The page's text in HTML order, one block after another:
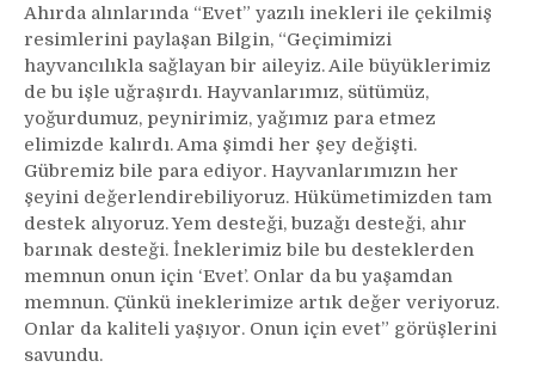
“Evet”
diyecek
Ahırda alınlarında “Evet” yazılı inekleri ile çekilmiş
resimlerini paylaşan Bilgin, “Geçimimizi
hayvancılıkla sağlayan bir aileyiz. Aile büyüklerimiz
de bu işle uğraşırdı. Hayvanlarımız, sütümüz,
yoğurdumuz, peynirimiz, yağımız para etmez
elimizde kalırdı. Ama şimdi her şey değişti.
Gübremiz bile para ediyor. Hayvanlarımızın her
şeyini değerlendirebiliyoruz. Hükümetimizden tam
destek alıyoruz. Yem desteği, buzağı desteği, ahır
barınak desteği. İneklerimiz bile bu desteklerden
memnun onun için ‘Evet’. Onlar da bu yaşamdan
memnun. Çünkü ineklerimize artık değer veriyoruz.
Onlar da kaliteli yaşıyor. Onun için evet” görüşlerini
savundu.